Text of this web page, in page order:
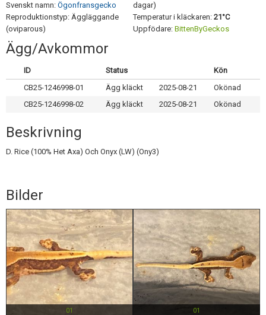
Svenskt namn: Ögonfransgecko
Reproduktionstyp: Äggläggande
(oviparous)
dagar)
Temperatur i kläckaren: 21°C
Uppfödare: BittenByGeckos
Ägg/Avkommor
ID Status
Kön
CB25-1246998-01
Ägg kläckt 2025-08-21
Okönad
CB25-1246998-02
Ägg kläckt 2025-08-21 Okönad
Beskrivning
D. Rice (100% Het Axa) Och Onyx (LW) (Ony3)
Bilder
01 01
Terms of Service
Skapa konto